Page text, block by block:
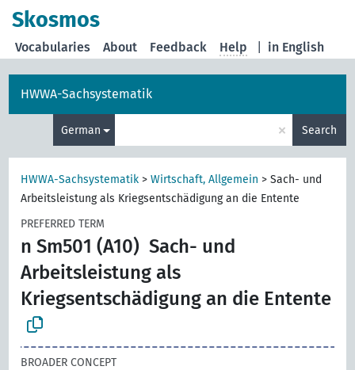
Skosmos
in English
Vocabularies About Feedback Help
HWWA-Sachsystematik
German × Search
HWWA-Sachsystematik >Wirtschaft, Allgemein >Sach- und
Arbeitsleistung als Kriegsentschädigung an die Entente
PREFERRED TERM
n Sm501 (A10) Sach- und
Arbeitsleistung als
Kriegsentschädigung an die Entente
BROADER CONCEPT